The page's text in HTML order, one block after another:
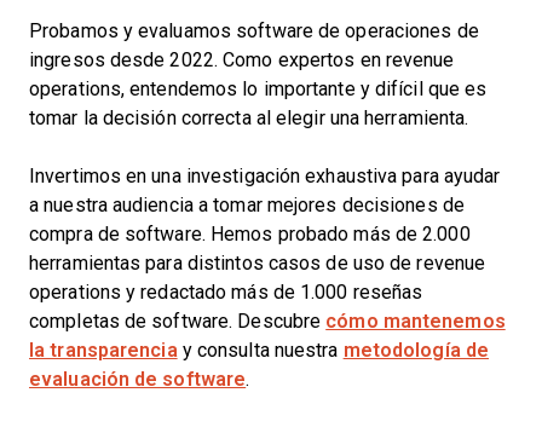
Probamos y evaluamos software de operaciones de
ingresos desde 2022. Como expertos en revenue
operations, entendemos lo importante y difícil que es
tomar la decisión correcta al elegir una herramienta.
Invertimos en una investigación exhaustiva para ayudar
a nuestra audiencia a tomar mejores decisiones de
compra de software. Hemos probado más de 2.000
herramientas para distintos casos de uso de revenue
operations y redactado más de 1.000 reseñas
completas de software. Descubre cómo mantenemos
la transparencia y consulta nuestra metodología de
evaluación de software.